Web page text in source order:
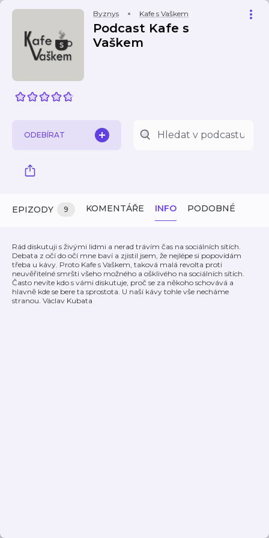
Byznys Kafe s Vaškem
Podcast Kafe s
Vaškem
ODEBÍRAT
EPIZODY 9 KOMENTÁŘE INFO PODOBNÉ
Rád diskutuji s živými lidmi a nerad trávím čas na sociálních sítích.
Debata z očí do očí mne baví a zjistil jsem, že nejlépe si popovídám
třeba u kávy. Proto Kafe s Vaškem, taková malá revolta proti
neuvěřitelné smršti všeho možného a ošklivého na sociálních sítích.
Často nevíte kdo s vámi diskutuje, proč se za někoho schovává a
hlavně kde se bere ta sprostota. U naší kávy tohle vše necháme
stranou. Václav Kubata